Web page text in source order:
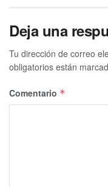
Deja una
Tu dirección de correo
obligatorios están
Comentario *